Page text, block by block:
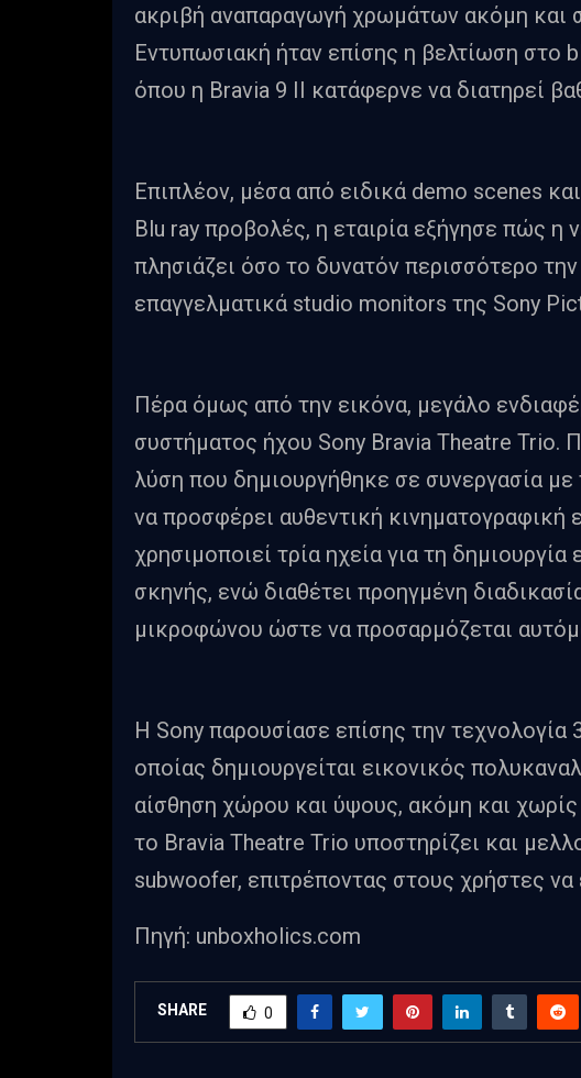
ακριβή αναπαραγωγή χρωμάτων ακόμη και
Εντυπωσιακή ήταν επίσης η βελτίωση στο
όπου η Bravia 9 II κατάφερνε να διατηρεί
Επιπλέον, μέσα από ειδικά demo scenes
Blu ray προβολές, η εταιρία εξήγησε πώς η
πλησιάζει όσο το δυνατόν περισσότερο
επαγγελματικά studio monitors της Sony
Πέρα όμως από την εικόνα, μεγάλο
συστήματος ήχου Sony Bravia Theatre Trio.
λύση που δημιουργήθηκε σε συνεργασία
να προσφέρει αυθεντική κινηματογραφική
χρησιμοποιεί τρία ηχεία για τη
σκηνής, ενώ διαθέτει προηγμένη
μικροφώνου ώστε να προσαρμόζεται
Η Sony παρουσίασε επίσης την
οποίας δημιουργείται εικονικός
αίσθηση χώρου και ύψους, ακόμη και
το Bravia Theatre Trio υποστηρίζει και
subwoofer, επιτρέποντας στους χρήστες
Πηγή: unboxholics.com
SHARE 0